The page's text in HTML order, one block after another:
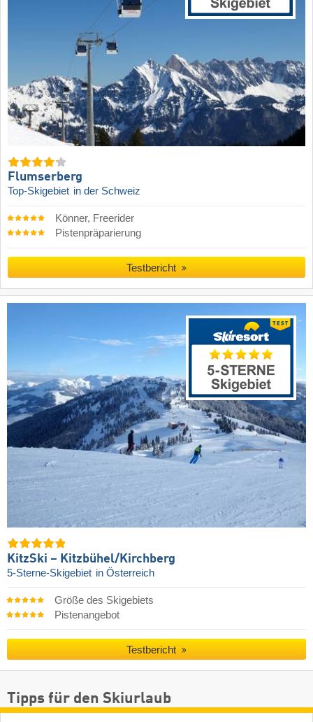
Flumserberg
Top-Skigebiet in der Schweiz
Könner, Freerider
Pistenpräparierung
Testbericht
KitzSki – Kitzbühel/​Kirchberg
5-Sterne-Skigebiet in Österreich
Größe des Skigebiets
Pistenangebot
Testbericht
Tipps für den Skiurlaub